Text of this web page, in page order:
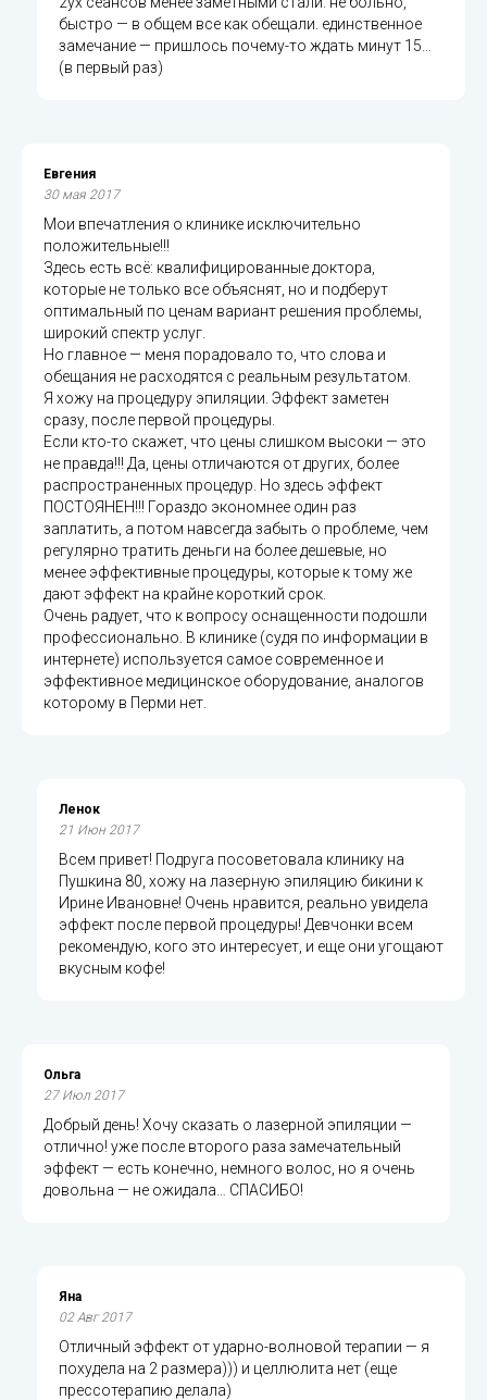
быстро — в общем все как обещали. единственное
замечание — пришлось почему-то ждать минут 15…
(в первый раз)
Евгения
30 мая 2017
Мои впечатления о клинике исключительно
положительные!!!
Здесь есть всё: квалифицированные доктора,
которые не только все объяснят, но и подберут
оптимальный по ценам вариант решения проблемы,
широкий спектр услуг.
Но главное — меня порадовало то, что слова и
обещания не расходятся с реальным результатом.
Я хожу на процедуру эпиляции. Эффект заметен
сразу, после первой процедуры.
Если кто-то скажет, что цены слишком высоки — это
не правда!!! Да, цены отличаются от других, более
распространенных процедур. Но здесь эффект
ПОСТОЯНЕН!!! Гораздо экономнее один раз
заплатить, а потом навсегда забыть о проблеме, чем
регулярно тратить деньги на более дешевые, но
менее эффективные процедуры, которые к тому же
дают эффект на крайне короткий срок.
Очень радует, что к вопросу оснащенности подошли
профессионально. В клинике (судя по информации в
интернете) используется самое современное и
эффективное медицинское оборудование, аналогов
которому в Перми нет.
Ленок
21 Июн 2017
Всем привет! Подруга посоветовала клинику на
Пушкина 80, хожу на лазерную эпиляцию бикини к
Ирине Ивановне! Очень нравится, реально увидела
эффект после первой процедуры! Девчонки всем
рекомендую, кого это интересует, и еще они угощают
вкусным кофе!
Ольга
27 Июл 2017
Добрый день! Хочу сказать о лазерной эпиляции —
отлично! уже после второго раза замечательный
эффект — есть конечно, немного волос, но я очень
довольна — не ожидала… СПАСИБО!
Яна
02 Авг 2017
Отличный эффект от ударно-волновой терапии — я
похудела на 2 размера))) и целлюлита нет (еще
прессотерапию делала)